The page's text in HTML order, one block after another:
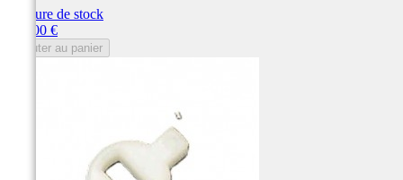
Rupture de stock
115,00 €
Ajouter au panier